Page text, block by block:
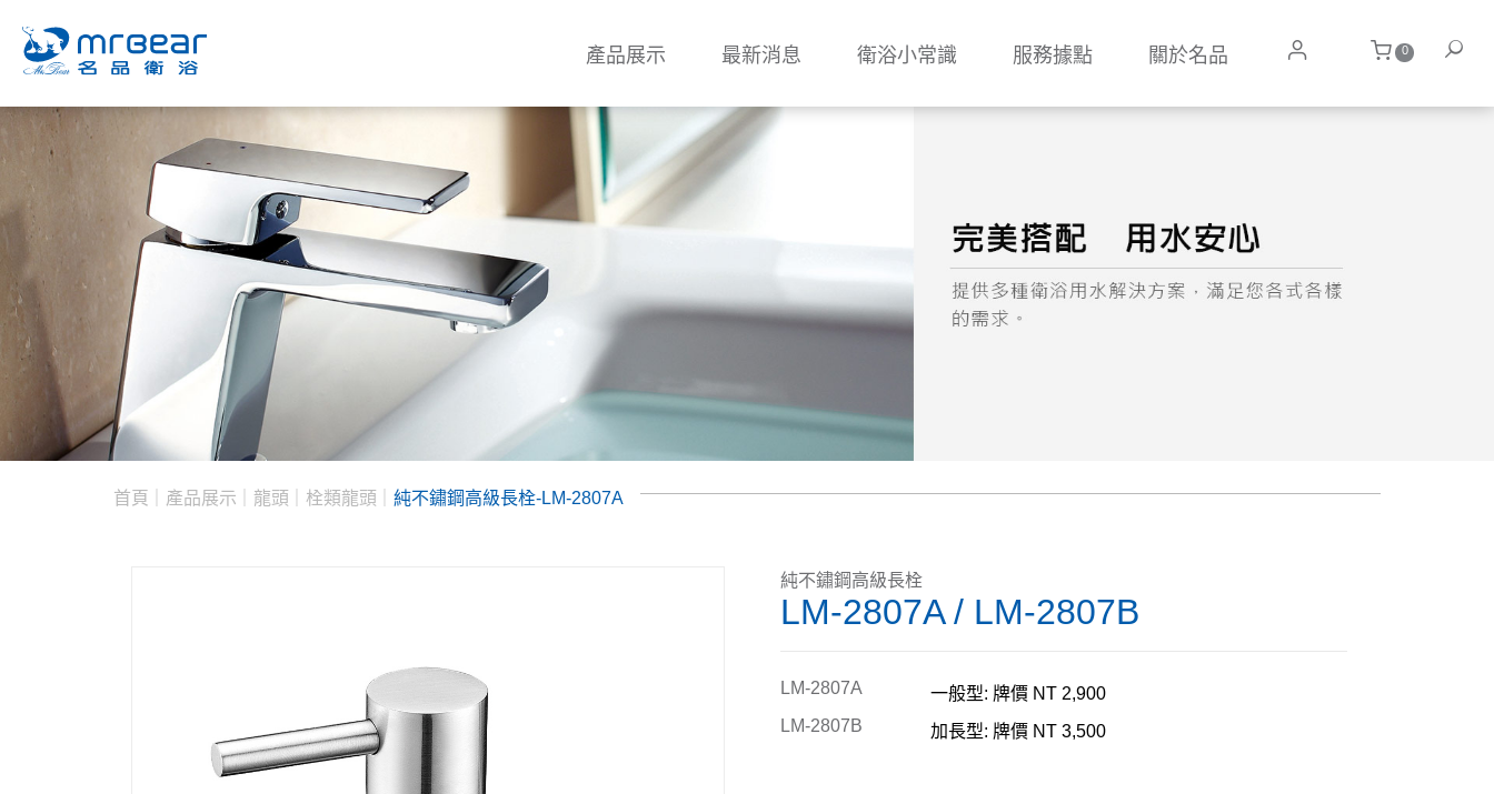
產品展示 最新消息 衛浴小常識 服務據點 關於名品 0
首頁 產品展示 龍頭 栓類龍頭 純不鏽鋼高級長栓-LM-2807A
純不鏽鋼高級長栓
LM-2807A / LM-2807B
LM-2807A
一般型: 牌價 NT 2,900
LM-2807B
加長型: 牌價 NT 3,500